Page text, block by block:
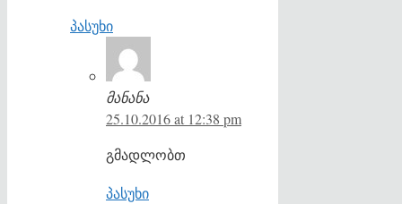
პასუხი
მანანა
25.10.2016 at 12:38 pm
გმადლობთ
პასუხი